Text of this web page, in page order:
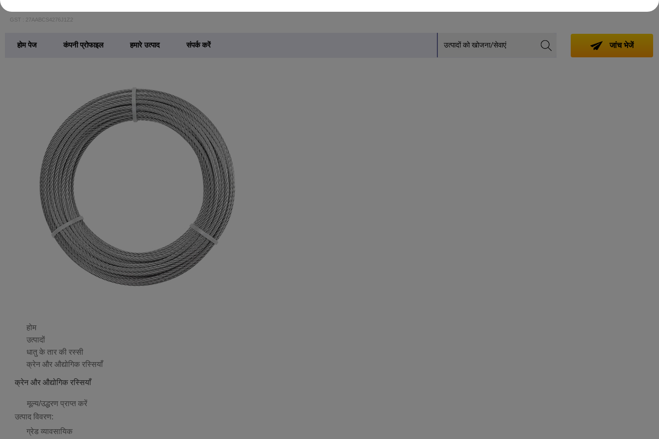
GST : 27AABCS4276J1Z2
होम पेज कंपनी प्रोफाइल हमारे उत्पाद संपर्क करें जांच भेजें
होम
उत्पादों
धातु के तार की रस्सी
क्रेन और औद्योगिक रस्सियाँ
क्रेन और औद्योगिक रस्सियाँ
मूल्य/उद्धरण प्राप्त करें
उत्पाद विवरण:
ग्रेड व्यावसायिक